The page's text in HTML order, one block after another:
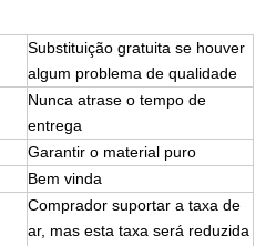
Substituição gratuita se houver
algum problema de qualidade
Nunca atrase o tempo de
entrega
Garantir o material puro
Bem vinda
Comprador suportar a taxa de
ar, mas esta taxa será reduzida